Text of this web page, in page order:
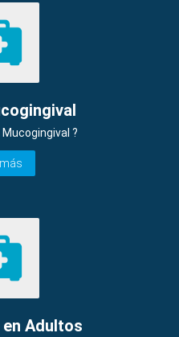
Mucogingival ?
más
Adultos